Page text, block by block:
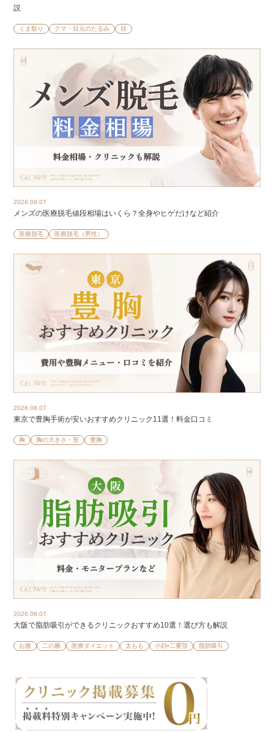
説
くま取り クマ・目元のたるみ 目
2026.08.07
メンズの医療脱毛値段相場はいくら？全身やヒゲだけなど紹介
医療脱毛 医療脱毛（男性）
2026.08.07
東京で豊胸手術が安いおすすめクリニック11選！料金口コミ
胸 胸の大きさ・形 豊胸
2026.08.07
大阪で脂肪吸引ができるクリニックおすすめ10選！選び方も解説
お腹 二の腕 医療ダイエット 太もも 小顔•二重顎 脂肪吸引